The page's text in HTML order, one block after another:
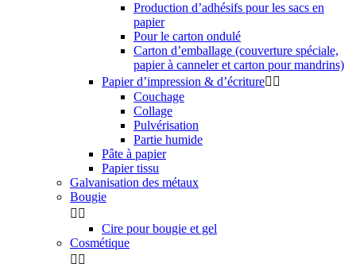
Production d’adhésifs pour les sacs en
papier
Pour le carton ondulé
Carton d’emballage (couverture spéciale,
papier à canneler et carton pour mandrins)
Papier d’impression & d’écriture 
Couchage
Collage
Pulvérisation
Partie humide
Pâte à papier
Papier tissu
Galvanisation des métaux
Bougie
 
Cire pour bougie et gel
Cosmétique
 